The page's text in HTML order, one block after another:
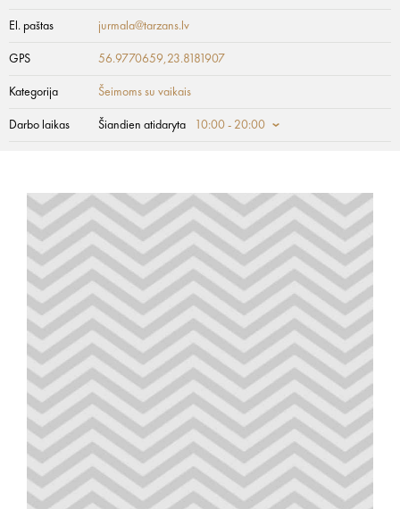
El. paštas jurmala@tarzans.lv
GPS 56.9770659,23.8181907
Kategorija Šeimoms su vaikais
Darbo laikas Šiandien atidaryta 10:00 - 20:00